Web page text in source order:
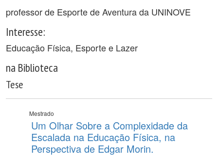
professor de Esporte de Aventura da UNINOVE
Interesse:
Educação Física, Esporte e Lazer
na Biblioteca
Tese
Mestrado
Um Olhar Sobre a Complexidade da
Escalada na Educação Física, na
Perspectiva de Edgar Morin.